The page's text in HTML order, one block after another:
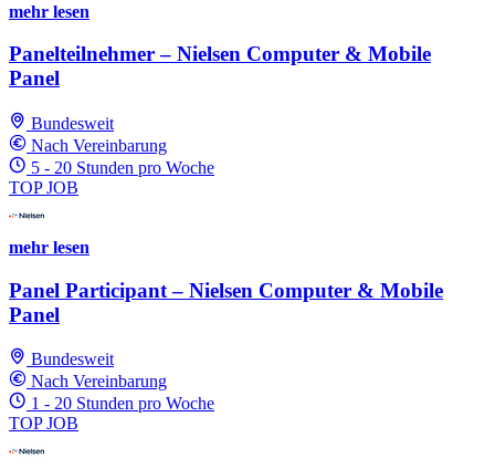
mehr lesen
Panelteilnehmer – Nielsen Computer & Mobile
Panel
Bundesweit
Nach Vereinbarung
5 - 20 Stunden pro Woche
TOP JOB
mehr lesen
Panel Participant – Nielsen Computer & Mobile
Panel
Bundesweit
Nach Vereinbarung
1 - 20 Stunden pro Woche
TOP JOB